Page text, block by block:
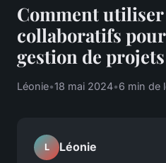
Comment
collaboratifs
gestion de
Léonie•18 mai 2024•6 min de
L Léonie